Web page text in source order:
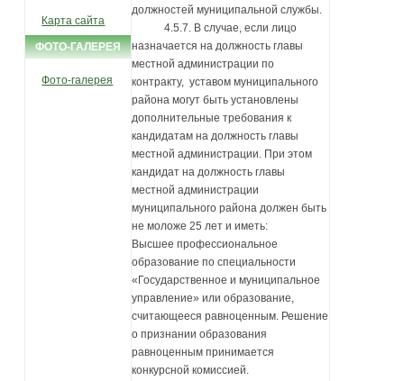
Карта сайта
ФОТО-ГАЛЕРЕЯ
Фото-галерея
должностей муниципальной службы.
4.5.7. В случае, если лицо
назначается на должность главы
местной администрации по
контракту, уставом муниципального
района могут быть установлены
дополнительные требования к
кандидатам на должность главы
местной администрации. При этом
кандидат на должность главы
местной администрации
муниципального района должен быть
не моложе 25 лет и иметь:
Высшее профессиональное
образование по специальности
«Государственное и муниципальное
управление» или образование,
считающееся равноценным. Решение
о признании образования
равноценным принимается
конкурсной комиссией.